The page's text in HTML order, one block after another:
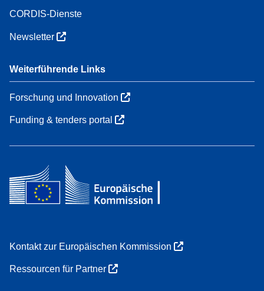
CORDIS-Dienste
Newsletter
Weiterführende Links
Forschung und Innovation
Funding & tenders portal
Kontakt zur Europäischen Kommission
Ressourcen für Partner